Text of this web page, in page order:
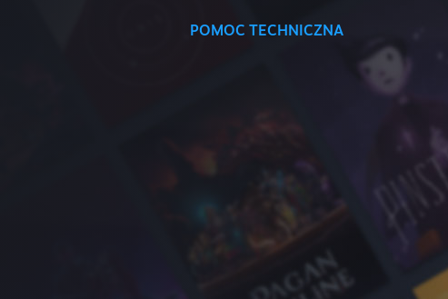
POMOC TECHNICZNA